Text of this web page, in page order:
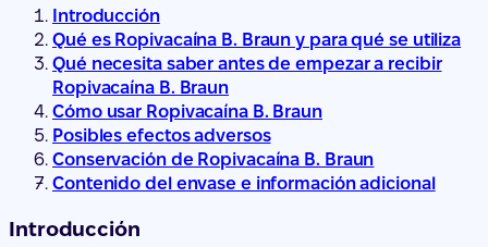
Posibles efectos adversos
Conservación de Ropivacaína B. Braun
Contenido del envase e información adicional
Introducción
Prospecto: información para el usuario
Ropivacaína B. Braun 7,5 mg/ml solución inyectable EFG
Ropivacaína, hidrocloruro